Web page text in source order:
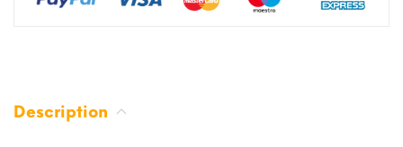
Description